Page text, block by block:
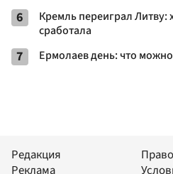
6
Кремль переиграл Литву:
сработала
7 Ермолаев день: что можно
Редакция
Реклама